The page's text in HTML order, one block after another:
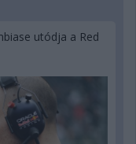
utódja a Red